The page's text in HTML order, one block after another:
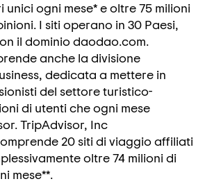
unici ogni mese* e oltre 75 milioni
I siti operano in 30 Paesi,
il dominio daodao.com.
anche la divisione
dedicata a mettere in
del settore turistico-
di utenti che ogni mese
TripAdvisor, Inc
20 siti di viaggio affiliati
oltre 74 milioni di
mese**.